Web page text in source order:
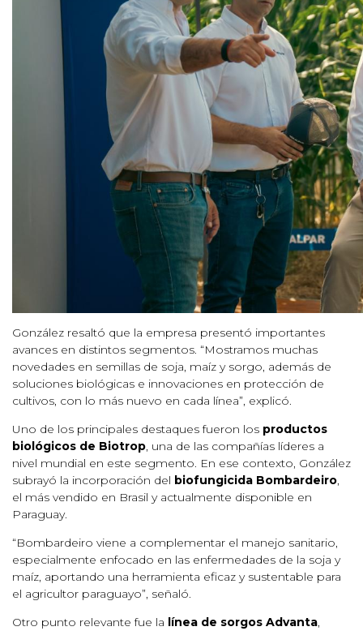
González resaltó que la empresa presentó importantes
avances en distintos segmentos. “Mostramos muchas
novedades en semillas de soja, maíz y sorgo, además de
soluciones biológicas e innovaciones en protección de
cultivos, con lo más nuevo en cada línea”, explicó.
Uno de los principales destaques fueron los productos
biológicos de Biotrop, una de las compañías líderes a
nivel mundial en este segmento. En ese contexto, González
subrayó la incorporación del biofungicida Bombardeiro,
el más vendido en Brasil y actualmente disponible en
Paraguay.
“Bombardeiro viene a complementar el manejo sanitario,
especialmente enfocado en las enfermedades de la soja y
maíz, aportando una herramienta eficaz y sustentable para
el agricultor paraguayo”, señaló.
Otro punto relevante fue la línea de sorgos Advanta,